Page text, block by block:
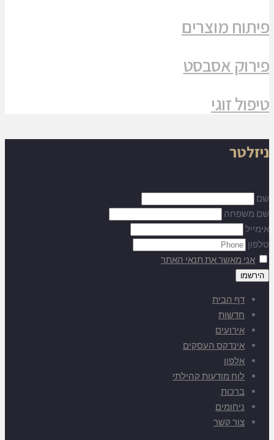
פיתוח מוצרים
פירוק אסבסט
טיפול זוגי
ניזלטר
שם
שם משפחה
אימייל
טלפון
אני מאשר את תנאי האתר
דף הבית
חדשות
אירועים
אינדקס העסקים
אלפון
לוח מודעות קהילתי
ברכות
ניחומים
צור קשר